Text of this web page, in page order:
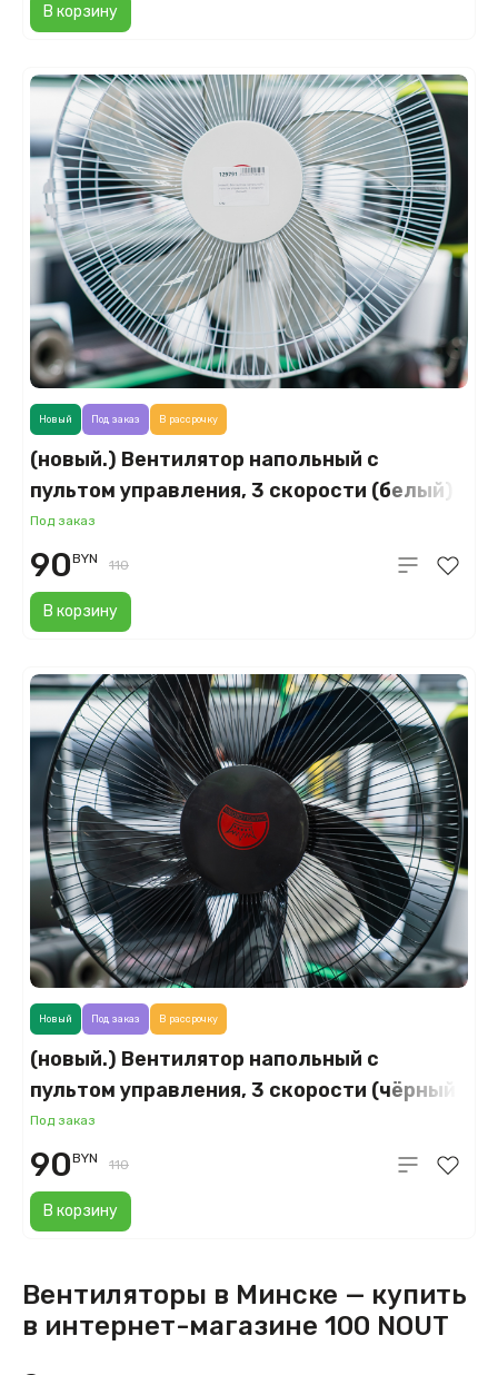
В корзину
(новый.) Вентилятор напольный с
пультом управления, 3 скорости (белый)
Под заказ
В корзину
Новый Под заказ В рассрочку
90BYN 110
(новый.) Вентилятор напольный с
пультом управления, 3 скорости (чёрный)
Под заказ
В корзину
Новый Под заказ В рассрочку
90BYN 110
Вентиляторы в Минске — купить
в интернет-магазине 100 NOUT